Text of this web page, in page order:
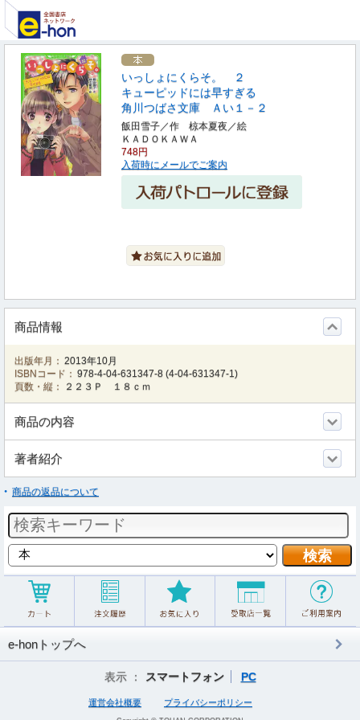
いっしょにくらそ。 ２
キューピッドには早すぎる
角川つばさ文庫 Ａい１－２
飯田雪子／作 椋本夏夜／絵
ＫＡＤＯＫＡＷＡ
748円
入荷時にメールでご案内
商品情報
出版年月： 2013年10月
ISBNコード： 978-4-04-631347-8 (4-04-631347-1)
頁数・縦：
２２３Ｐ １８ｃｍ
商品の内容
著者紹介
商品の返品について
e-honトップへ
表示 ： スマートフォン PC
運営会社概要 プライバシーポリシー